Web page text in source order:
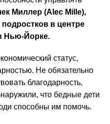
Миллер (Alec Mille),
в центре
Нью-Йорке.
статус,
Не обязательно
благодарность,
что бедные дети
способны им помочь.